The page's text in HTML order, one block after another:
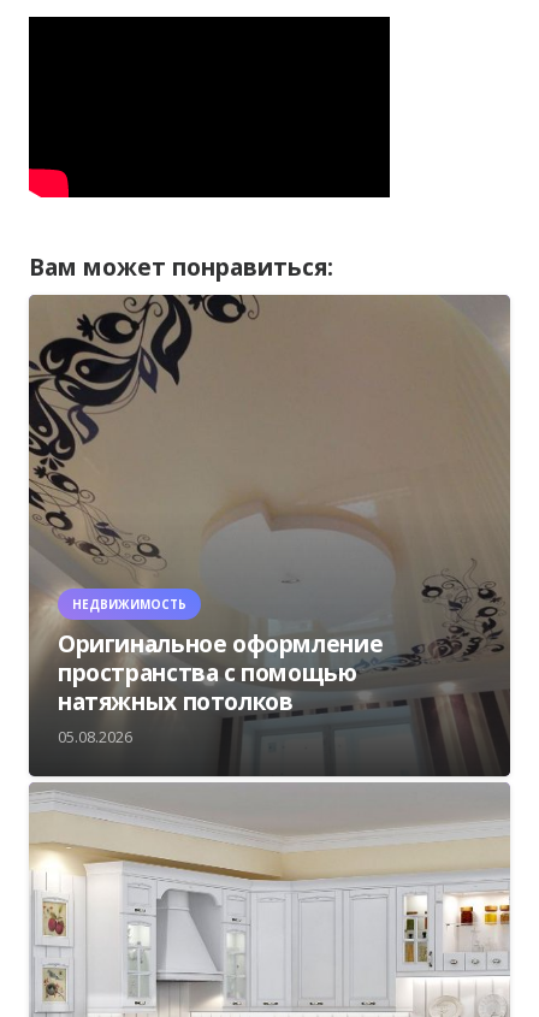
Вам может понравиться:
НЕДВИЖИМОСТЬ
Оригинальное оформление
пространства с помощью
натяжных потолков
05.08.2026